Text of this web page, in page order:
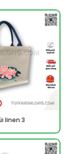
linen 3